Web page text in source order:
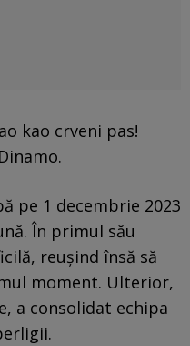
kao crveni pas!
pe 1 decembrie 2023
În primul său
reușind însă să
moment. Ulterior,
a consolidat echipa